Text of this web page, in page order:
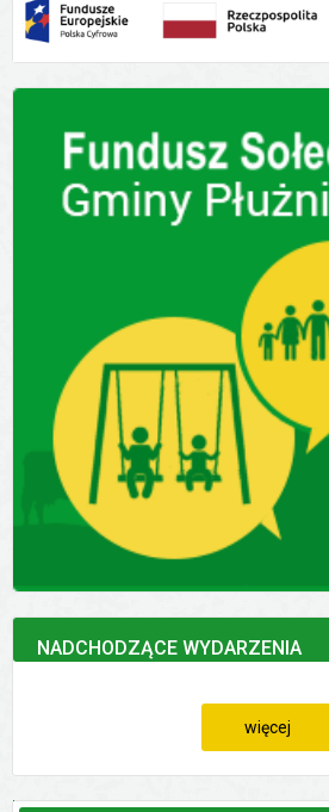
NADCHODZĄCE WYDARZENIA
więcej